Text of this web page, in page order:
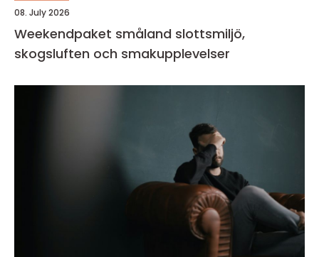
08. July 2026
Weekendpaket småland slottsmiljö,
skogsluften och smakupplevelser